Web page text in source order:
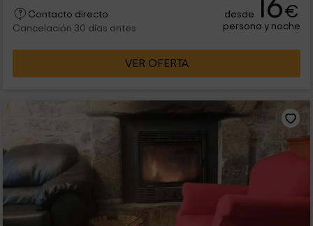
Contacto directo
Cancelación 30 días antes
desde 16€
persona y noche
VER OFERTA